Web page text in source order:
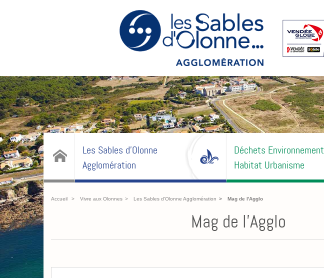
Les Sables d'Olonne
Agglomération
Déchets Environnement
Habitat Urbanisme
Accueil Vivre aux Olonnes Les Sables d'Olonne Agglomération Mag de l'Agglo
Mag de l'Agglo